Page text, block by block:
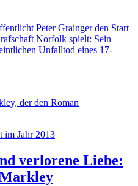
Peter Grainger den Start
Norfolk spielt: Sein
Unfalltod eines 17-
im Jahr 2013
verlorene Liebe: